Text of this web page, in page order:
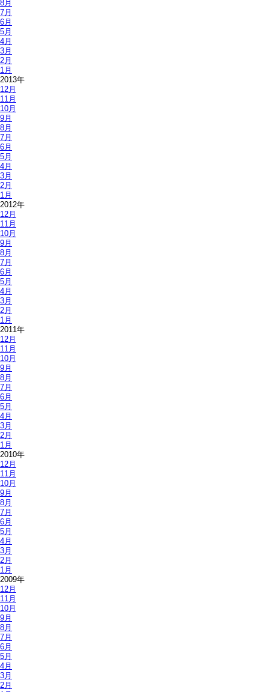
8月
7月
6月
5月
4月
3月
2月
1月
2013年
12月
11月
10月
9月
8月
7月
6月
5月
4月
3月
2月
1月
2012年
12月
11月
10月
9月
8月
7月
6月
5月
4月
3月
2月
1月
2011年
12月
11月
10月
9月
8月
7月
6月
5月
4月
3月
2月
1月
2010年
12月
11月
10月
9月
8月
7月
6月
5月
4月
3月
2月
1月
2009年
12月
11月
10月
9月
8月
7月
6月
5月
4月
3月
2月